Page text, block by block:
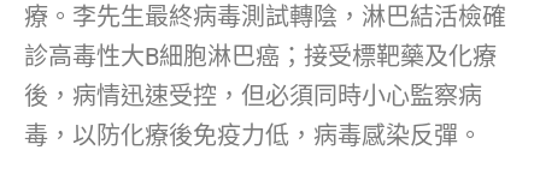
療。李先生最終病毒測試轉陰，淋巴結活檢確
診高毒性大B細胞淋巴癌；接受標靶藥及化療
後，病情迅速受控，但必須同時小心監察病
毒，以防化療後免疫力低，病毒感染反彈。